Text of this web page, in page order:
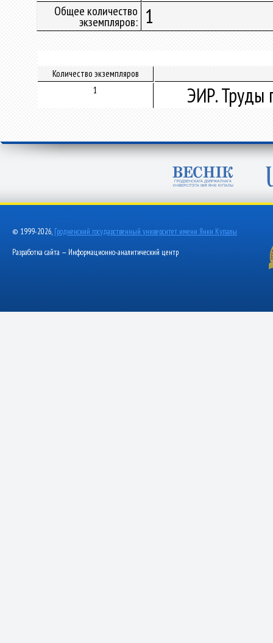
Общее количество
экземпляров: 1
Количество экземпляров
1
ЭИР. Труды
© 1999-2026, Гродненский государственный университет имени Янки Купалы
Разработка сайта — Информационно-аналитический центр